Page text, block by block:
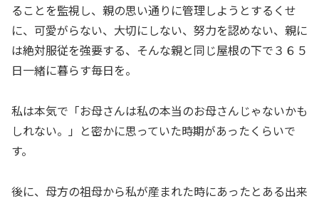
ることを監視し、親の思い通りに管理しようとするくせ
に、可愛がらない、大切にしない、努力を認めない、親に
は絶対服従を強要する、そんな親と同じ屋根の下で３６５
日一緒に暮らす毎日を。
私は本気で「お母さんは私の本当のお母さんじゃないかも
しれない。」と密かに思っていた時期があったくらいで
す。
後に、母方の祖母から私が産まれた時にあったとある出来